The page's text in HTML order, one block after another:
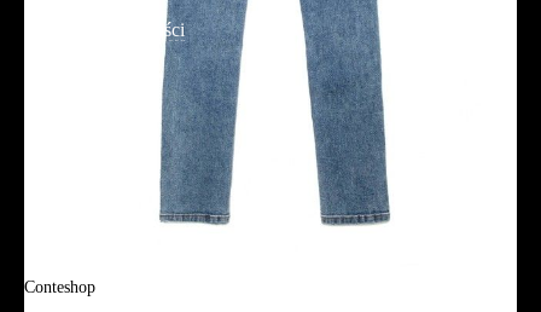
Polityka prywatności
Tabela rozmiarów
Conteshop